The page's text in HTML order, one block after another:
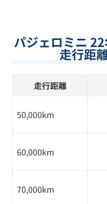
パジェロミニ
走行距
走行距離
50,000km
60,000km
70,000km